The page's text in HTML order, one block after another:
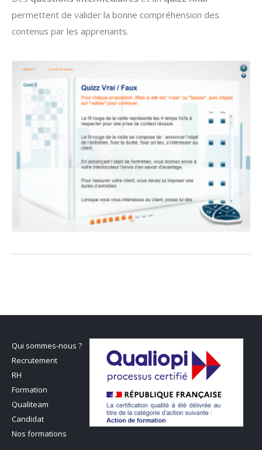
permettent de valider la bonne compréhension des
contenus par les apprenants.
Qui sommes-nous ?
Recrutement
RH
Formation
Qualiteam
Candidat
Nos formations